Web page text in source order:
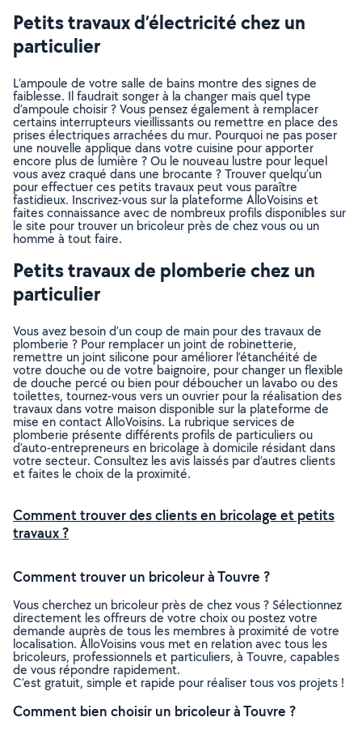
Petits travaux d’électricité chez un
particulier
L’ampoule de votre salle de bains montre des signes de
faiblesse. Il faudrait songer à la changer mais quel type
d’ampoule choisir ? Vous pensez également à remplacer
certains interrupteurs vieillissants ou remettre en place des
prises électriques arrachées du mur. Pourquoi ne pas poser
une nouvelle applique dans votre cuisine pour apporter
encore plus de lumière ? Ou le nouveau lustre pour lequel
vous avez craqué dans une brocante ? Trouver quelqu’un
pour effectuer ces petits travaux peut vous paraître
fastidieux. Inscrivez-vous sur la plateforme AlloVoisins et
faites connaissance avec de nombreux profils disponibles sur
le site pour trouver un bricoleur près de chez vous ou un
homme à tout faire.
Petits travaux de plomberie chez un
particulier
Vous avez besoin d’un coup de main pour des travaux de
plomberie ? Pour remplacer un joint de robinetterie,
remettre un joint silicone pour améliorer l’étanchéité de
votre douche ou de votre baignoire, pour changer un flexible
de douche percé ou bien pour déboucher un lavabo ou des
toilettes, tournez-vous vers un ouvrier pour la réalisation des
travaux dans votre maison disponible sur la plateforme de
mise en contact AlloVoisins. La rubrique services de
plomberie présente différents profils de particuliers ou
d’auto-entrepreneurs en bricolage à domicile résidant dans
votre secteur. Consultez les avis laissés par d’autres clients
et faites le choix de la proximité.
Comment trouver des clients en bricolage et petits
travaux ?
Comment trouver un bricoleur à Touvre ?
Vous cherchez un bricoleur près de chez vous ? Sélectionnez
directement les offreurs de votre choix ou postez votre
demande auprès de tous les membres à proximité de votre
localisation. AlloVoisins vous met en relation avec tous les
bricoleurs, professionnels et particuliers, à Touvre, capables
de vous répondre rapidement.
C’est gratuit, simple et rapide pour réaliser tous vos projets !
Comment bien choisir un bricoleur à Touvre ?